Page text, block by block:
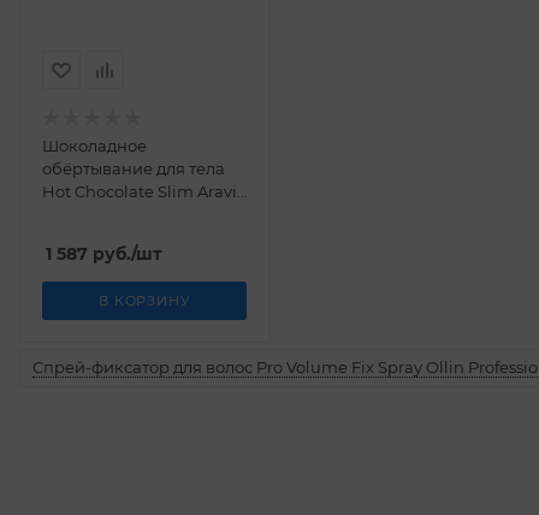
Шоколадное
обёртывание для тела
Hot Chocolate Slim Aravia
1 587 руб./шт
В КОРЗИНУ
Спрей-фиксатор для волос Pro Volume Fix Spray Ollin